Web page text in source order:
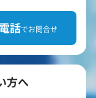
電話でお問合せ
方へ